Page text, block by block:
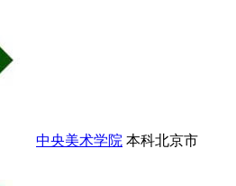
中央美术学院 本科北京市